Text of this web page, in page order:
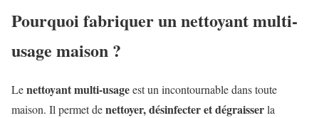
Pourquoi fabriquer un nettoyant multi-
usage maison ?
Lenettoyant multi-usageest un incontournable dans toute
maison. Il permet denettoyer, désinfecter et dégraisserla